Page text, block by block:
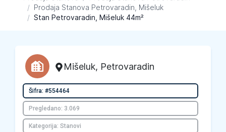
/ Prodaja Stanova Petrovaradin, Mišeluk
/ Stan Petrovaradin, Mišeluk 44m²
Mišeluk, Petrovaradin
Šifra: #554464
Pregledano: 3.069
Kategorija: Stanovi